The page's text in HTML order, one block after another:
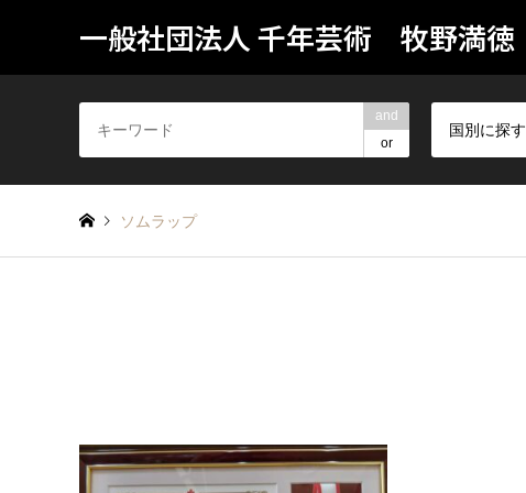
一般社団法人 千年芸術 牧野満徳
and
or
国別に探す
ソムラップ